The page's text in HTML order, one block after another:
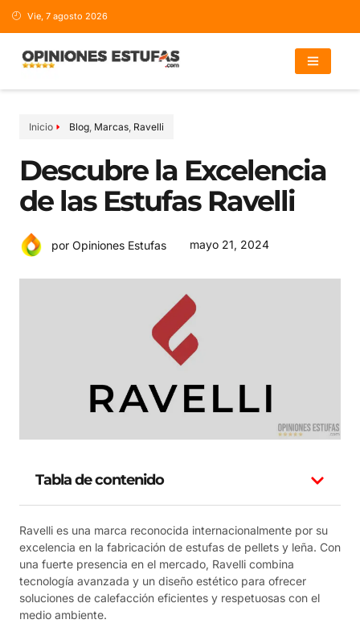
Vie, 7 agosto 2026
Inicio Blog, Marcas, Ravelli
Descubre la Excelencia
de las Estufas Ravelli
por Opiniones Estufas mayo 21, 2024
Tabla de contenido
Ravelli es una marca reconocida internacionalmente por su
excelencia en la fabricación de estufas de pellets y leña. Con
una fuerte presencia en el mercado, Ravelli combina
tecnología avanzada y un diseño estético para ofrecer
soluciones de calefacción eficientes y respetuosas con el
medio ambiente.